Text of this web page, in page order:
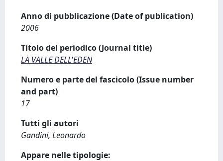
Anno di pubblicazione (Date of publication)
2006
Titolo del periodico (Journal title)
LA VALLE DELL'EDEN
Numero e parte del fascicolo (Issue number
and part)
17
Tutti gli autori
Gandini, Leonardo
Appare nelle tipologie: